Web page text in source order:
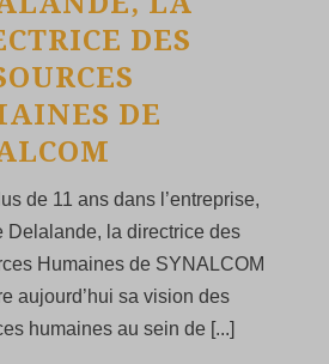
DES
DE
de 11 ans dans l’entreprise,
Delalande, la directrice des
Humaines de SYNALCOM
aujourd’hui sa vision des
humaines au sein de [...]